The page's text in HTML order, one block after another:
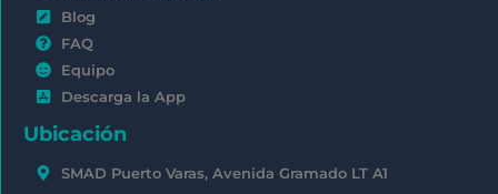
Blog
FAQ
Equipo
Descarga la App
Ubicación
SMAD Puerto Varas, Avenida Gramado LT A1